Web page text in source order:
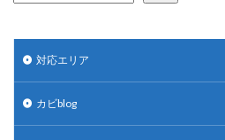
対応エリア
カビblog